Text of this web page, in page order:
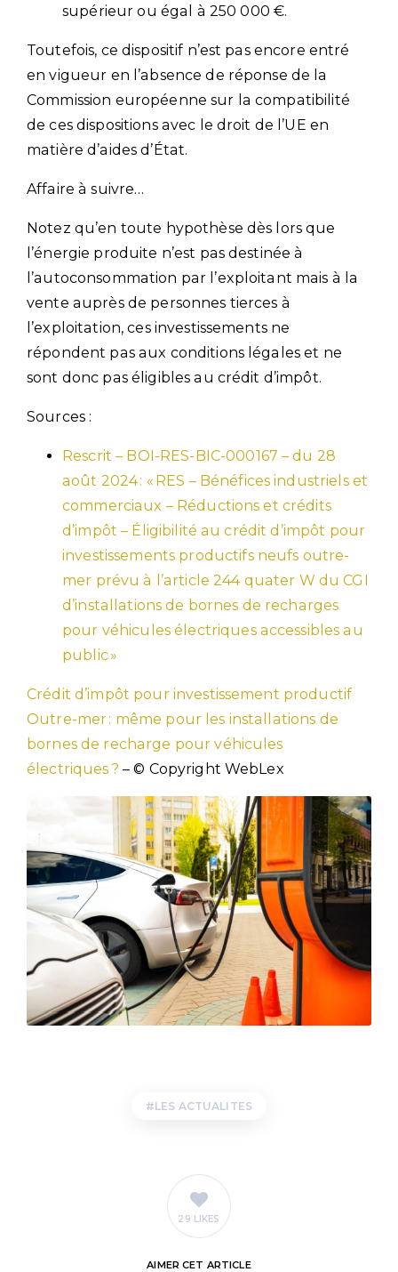
supérieur ou égal à 250 000 €.
Toutefois, ce dispositif n’est pas encore entré
en vigueur en l’absence de réponse de la
Commission européenne sur la compatibilité
de ces dispositions avec le droit de l’UE en
matière d’aides d’État.
Affaire à suivre…
Notez qu’en toute hypothèse dès lors que
l’énergie produite n’est pas destinée à
l’autoconsommation par l’exploitant mais à la
vente auprès de personnes tierces à
l’exploitation, ces investissements ne
répondent pas aux conditions légales et ne
sont donc pas éligibles au crédit d’impôt.
Sources :
Rescrit – BOI-RES-BIC-000167 – du 28
août 2024 : « RES – Bénéfices industriels et
commerciaux – Réductions et crédits
d’impôt – Éligibilité au crédit d’impôt pour
investissements productifs neufs outre-
mer prévu à l’article 244 quater W du CGI
d’installations de bornes de recharges
pour véhicules électriques accessibles au
public »
Crédit d’impôt pour investissement productif
Outre-mer : même pour les installations de
bornes de recharge pour véhicules
électriques ? – © Copyright WebLex
LES ACTUALITES
29 LIKES
AIMER CET ARTICLE